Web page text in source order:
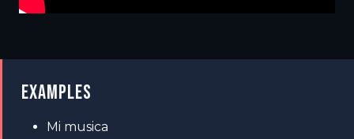
EXAMPLES
Mi musica